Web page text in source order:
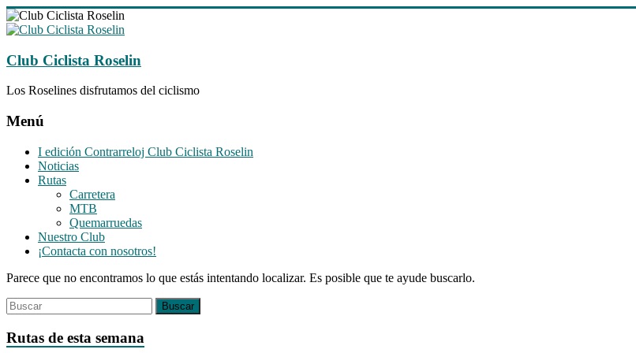
Saltar
al
Club Ciclista Roselin
Los Roselines disfrutamos del ciclismo
Menú
I edición Contrarreloj Club Ciclista Roselin
Noticias
Rutas
Carretera
MTB
Quemarruedas
Nuestro Club
¡Contacta con nosotros!
Parece que no encontramos lo que estás intentando localizar. Es posible que te ayude buscarlo.
Rutas de esta semana